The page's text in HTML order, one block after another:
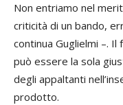
Non entriamo nel
criticità di un bando,
continua Guglielmi –.
può essere la sola
degli appaltanti
prodotto.